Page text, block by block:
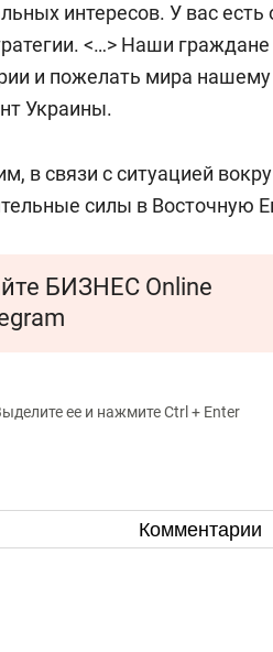
интересов. У вас
<…> Наши
и пожелать мира
Украины.
в связи с ситуацией
силы в Восточную
БИЗНЕС Online
ее и нажмите Ctrl + Enter
Комментарии